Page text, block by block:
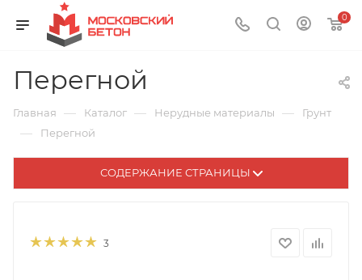
0
Перегной
Главная — Каталог — Нерудные материалы — Грунт
— Перегной
СОДЕРЖАНИЕ СТРАНИЦЫ
3